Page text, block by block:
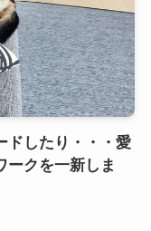
ドしたり・・・愛
ークを一新しま